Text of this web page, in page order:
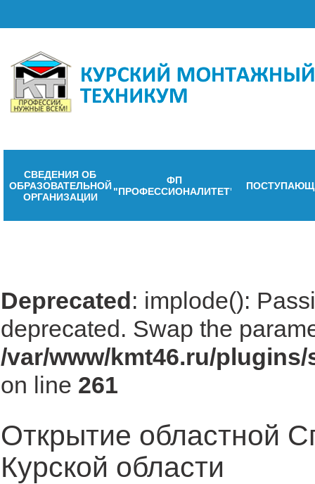
СВЕДЕНИЯ ОБ
ОБРАЗОВАТЕЛЬНОЙ
ОРГАНИЗАЦИИ
ФП
"ПРОФЕССИОНАЛИТЕТ"
Deprecated: implode():
deprecated. Swap the
/var/www/kmt46.ru/
on line 261
Открытие областной
Курской области